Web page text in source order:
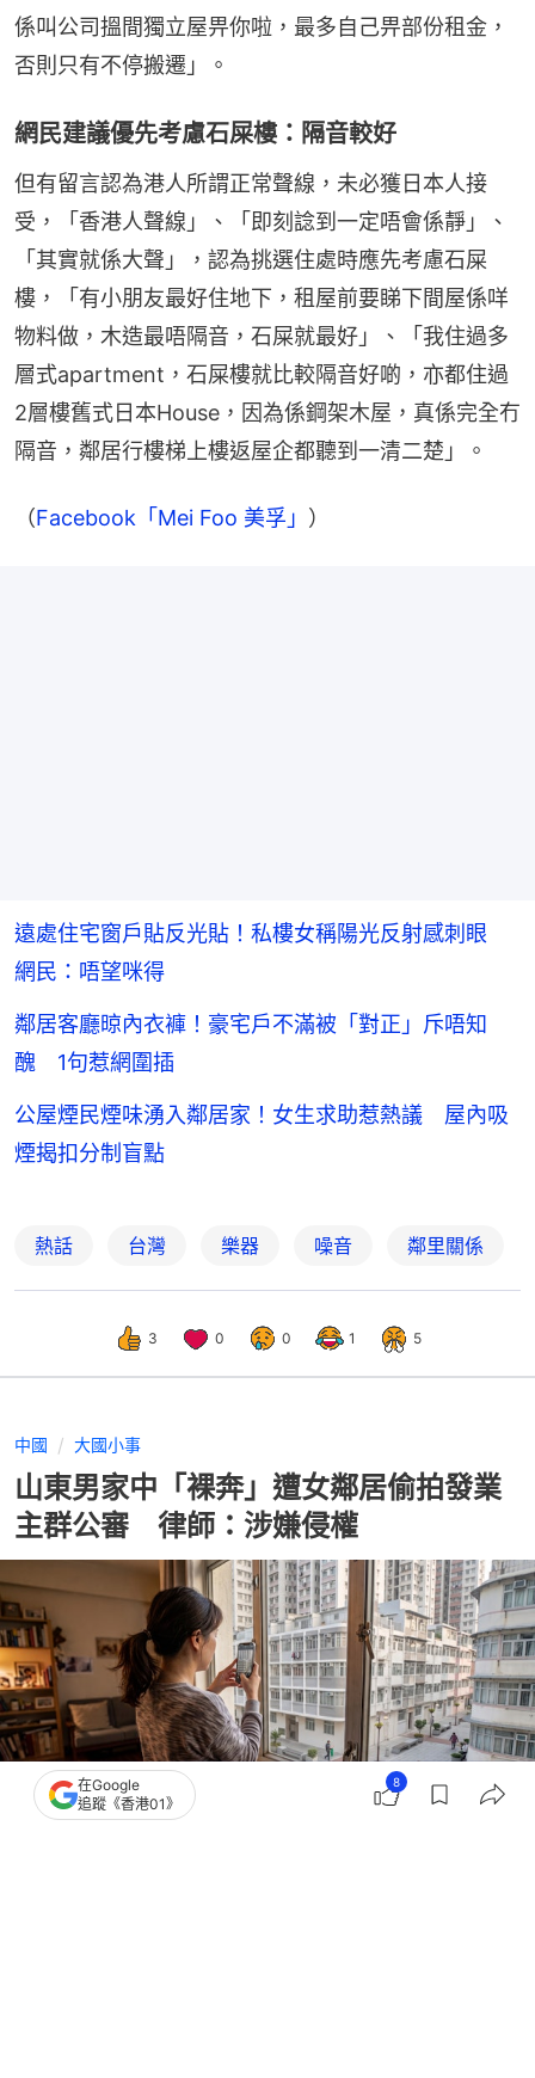
係叫公司搵間獨立屋畀你啦，最多自己畀部份租金，
否則只有不停搬遷」。
網民建議優先考慮石屎樓：隔音較好
但有留言認為港人所謂正常聲線，未必獲日本人接
受，「香港人聲線」、「即刻諗到一定唔會係靜」、
「其實就係大聲」，認為挑選住處時應先考慮石屎
樓，「有小朋友最好住地下，租屋前要睇下間屋係咩
物料做，木造最唔隔音，石屎就最好」、「我住過多
層式apartment，石屎樓就比較隔音好啲，亦都住過
2層樓舊式日本House，因為係鋼架木屋，真係完全冇
隔音，鄰居行樓梯上樓返屋企都聽到一清二楚」。
（Facebook「Mei Foo 美孚」 ）
遠處住宅窗戶貼反光貼！私樓女稱陽光反射感刺眼
網民：唔望咪得
鄰居客廳晾內衣褲！豪宅戶不滿被「對正」斥唔知
醜 1句惹網圍插
公屋煙民煙味湧入鄰居家！女生求助惹熱議 屋內吸
煙揭扣分制盲點
熱話 台灣 樂器 噪音 鄰里關係
3 0 0 1 5
中國 大國小事
山東男家中「裸奔」遭女鄰居偷拍發業
主群公審 律師：涉嫌侵權
在Google
追蹤《香港01》
8